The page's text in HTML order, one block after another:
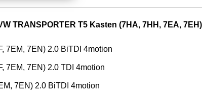
TRANSPORTER T5 Kasten (7HA, 7HH, 7EA,
7EM, 7EN) 2.0 BiTDI 4motion
7EM, 7EN) 2.0 TDI 4motion
7EN) 2.0 BiTDI 4motion